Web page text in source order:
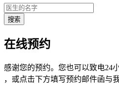
在线预约
感谢您的预约。您也可以致电24
，或点击下方填写预约邮件函与